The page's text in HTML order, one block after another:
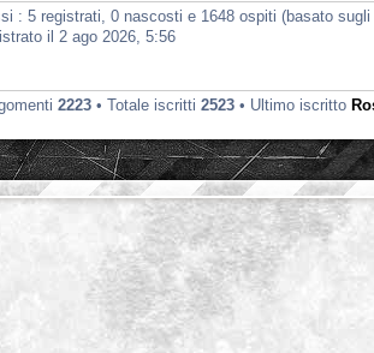
: 5 registrati, 0 nascosti e 1648 ospiti (basato
il 2 ago 2026, 5:56
2223 • Totale iscritti 2523 • Ultimo iscritto